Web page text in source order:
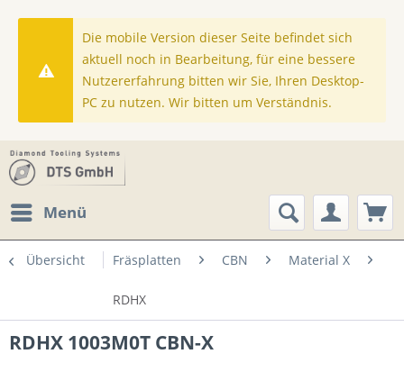
Die mobile Version dieser Seite befindet sich
aktuell noch in Bearbeitung, für eine bessere
Nutzererfahrung bitten wir Sie, Ihren Desktop-
PC zu nutzen. Wir bitten um Verständnis.
Menü
Übersicht Fräsplatten CBN Material X
RDHX
RDHX 1003M0T CBN-X